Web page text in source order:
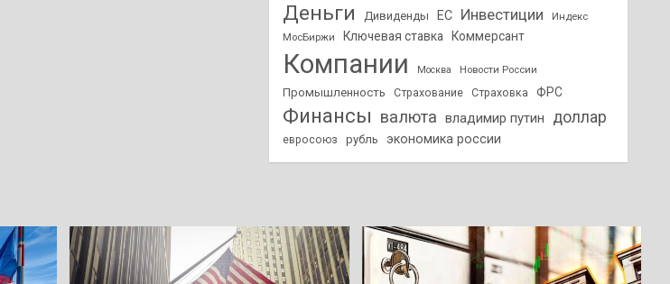
Деньги Дивиденды ЕС Инвестиции
Индекс
МосБиржи
Ключевая ставка Коммерсант
Компании Москва Новости России
Промышленность Страхование Страховка ФРС
Финансы валюта владимир путин доллар
евросоюз рубль экономика россии